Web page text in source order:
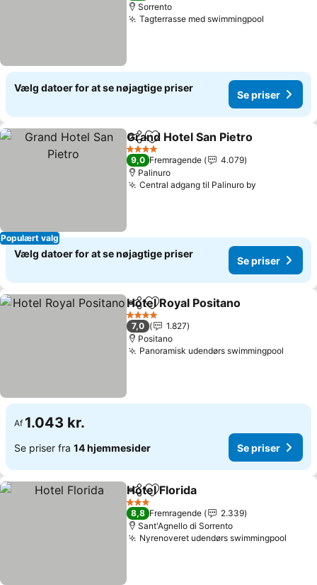
Sorrento
Tagterrasse med swimmingpool
Vælg datoer for at se nøjagtige priser
Se priser
Populært valg
Del Føj til favoritter
Grand Hotel San Pietro
4 Stjerner
9,0 Fremragende
4.079
Palinuro
Central adgang til Palinuro by
Vælg datoer for at se nøjagtige priser
Se priser
Del Føj til favoritter
Hotel Royal Positano
4 Stjerner
7,0
1.827
Positano
Panoramisk udendørs swimmingpool
Af 1.043 kr.
Se priser fra 14 hjemmesider Se priser
Del Føj til favoritter
Hotel Florida
3 Stjerner
8,8 Fremragende
2.339
Sant'Agnello di Sorrento
Nyrenoveret udendørs swimmingpool